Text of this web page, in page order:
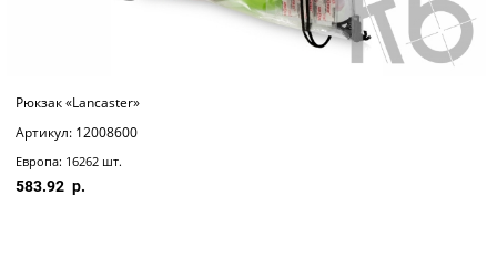
Рюкзак «Lancaster»
Артикул: 12008600
Европа: 16262 шт.
583.92